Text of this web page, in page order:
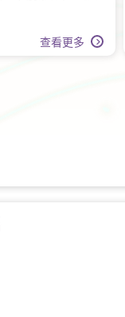
查看更多